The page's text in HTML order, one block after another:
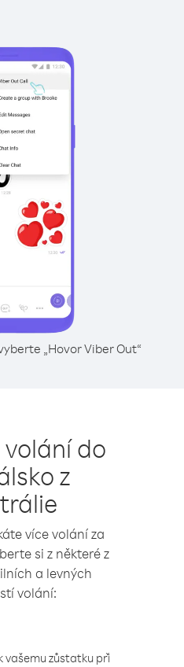
„Hovor Viber Out“
do
z
více volání za
si z některé z
a levných
volání:
vašemu zůstatku při